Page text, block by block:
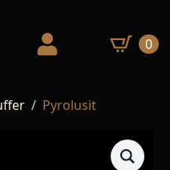
0
Pyrolusit